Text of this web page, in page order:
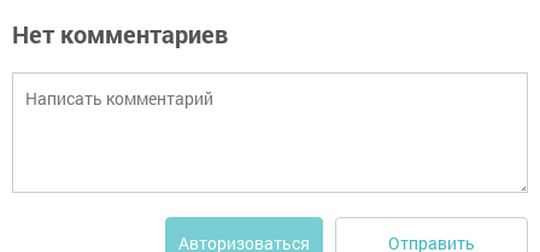
Нет комментариев
Авторизоваться Отправить